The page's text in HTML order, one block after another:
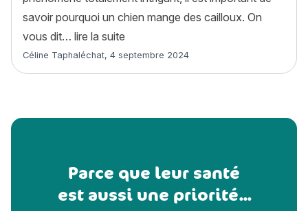
savoir pourquoi un chien mange des cailloux. On
vous dit… lire la suite
Article rédigé par
Céline Taphaléchat, 4 septembre 2024
Parce que leur santé
est aussi une priorité...